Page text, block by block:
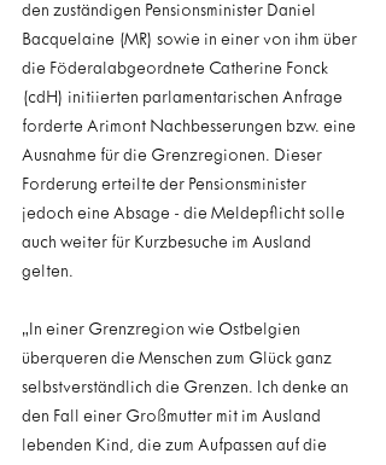
den zuständigen Pensionsminister Daniel
Bacquelaine (MR) sowie in einer von ihm über
die Föderalabgeordnete Catherine Fonck
(cdH) initiierten parlamentarischen Anfrage
forderte Arimont Nachbesserungen bzw. eine
Ausnahme für die Grenzregionen. Dieser
Forderung erteilte der Pensionsminister
jedoch eine Absage - die Meldepflicht solle
auch weiter für Kurzbesuche im Ausland
gelten.
„In einer Grenzregion wie Ostbelgien
überqueren die Menschen zum Glück ganz
selbstverständlich die Grenzen. Ich denke an
den Fall einer Großmutter mit im Ausland
lebenden Kind, die zum Aufpassen auf die